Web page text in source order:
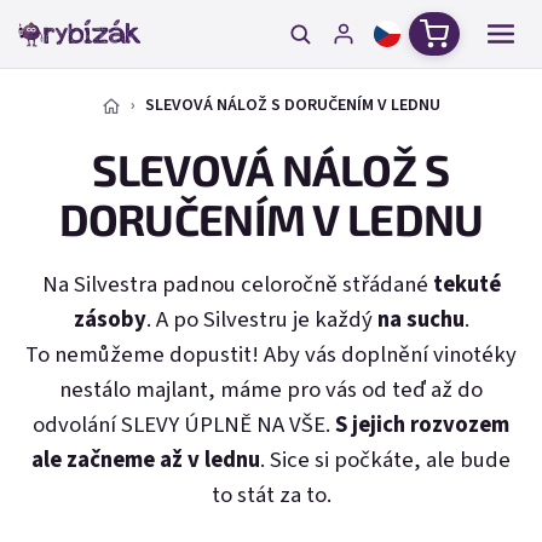
Přejít na obsah
Nákupní
SLEVOVÁ NÁLOŽ S DORUČENÍM V LEDNU
SLEVOVÁ NÁLOŽ S
DORUČENÍM V LEDNU
Na Silvestra padnou celoročně střádané tekuté
zásoby. A po Silvestru je každýna suchu.
To nemůžeme dopustit! Aby vás doplnění vinotéky
nestálo majlant, máme pro vás od teď až do
odvolání SLEVY ÚPLNĚ NA VŠE.S jejich rozvozem
ale začneme až v lednu. Sice si počkáte, ale bude
to stát za to.